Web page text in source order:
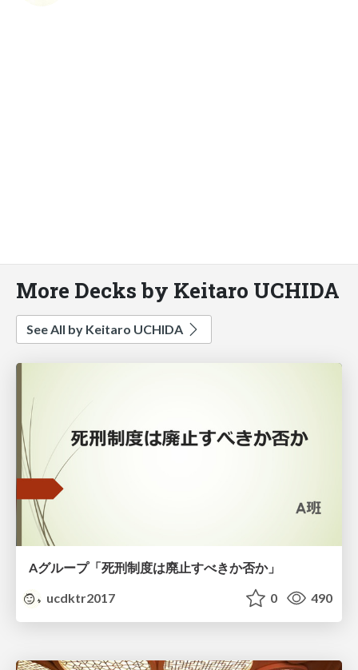
More Decks by Keitaro UCHIDA
See All by Keitaro UCHIDA
Aグループ「死刑制度は廃止すべきか否か」
ucdktr2017
0 490